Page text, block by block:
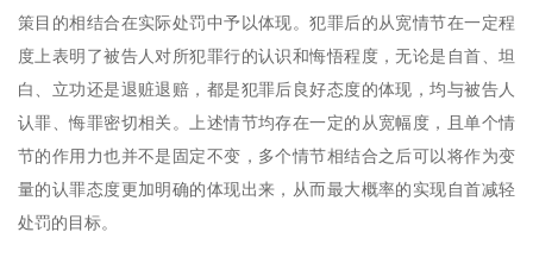
策目的相结合在实际处罚中予以体现。犯罪后的从宽情节在一定程
度上表明了被告人对所犯罪行的认识和悔悟程度，无论是自首、坦
白、立功还是退赃退赔，都是犯罪后良好态度的体现，均与被告人
认罪、悔罪密切相关。上述情节均存在一定的从宽幅度，且单个情
节的作用力也并不是固定不变，多个情节相结合之后可以将作为变
量的认罪态度更加明确的体现出来，从而最大概率的实现自首减轻
处罚的目标。